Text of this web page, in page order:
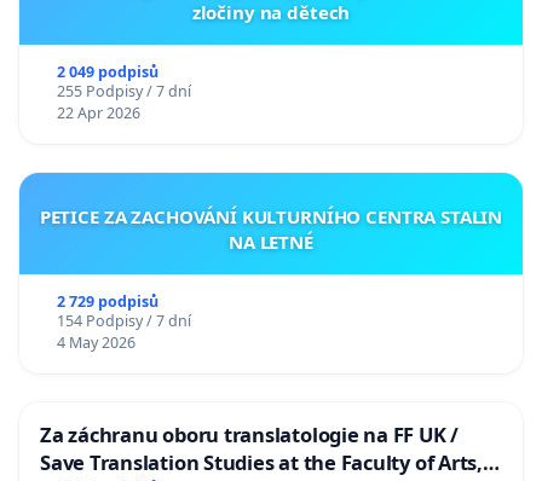
zločiny na dětech
2 049 podpisů
255 Podpisy / 7 dní
22 Apr 2026
PETICE ZA ZACHOVÁNÍ KULTURNÍHO CENTRA STALIN
NA LETNÉ
2 729 podpisů
154 Podpisy / 7 dní
4 May 2026
Za záchranu oboru translatologie na FF UK /
Save Translation Studies at the Faculty of Arts,